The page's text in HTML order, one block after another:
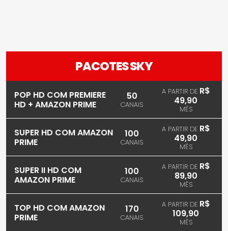
PACOTES SKY
POP HD COM PREMIERE
HD + AMAZON PRIME
50
CANAIS
A PARTIR DE R$
49,90
MÊS
SUPER HD COM AMAZON
PRIME
100
CANAIS
A PARTIR DE R$
49,90
MÊS
SUPER II HD COM
AMAZON PRIME
100
CANAIS
A PARTIR DE R$
89,90
MÊS
TOP HD COM AMAZON
PRIME
170
CANAIS
A PARTIR DE R$
109,90
MÊS